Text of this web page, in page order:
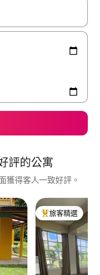
下箭頭，或輕點、滑動裝置。
評的公寓
獲得客人一致好評。
旅客精選榜首
旅客精選